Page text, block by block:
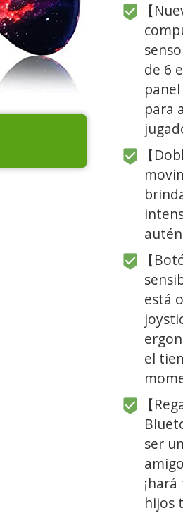
【
de 6
para
【
【
está
el
【
ser
hijos